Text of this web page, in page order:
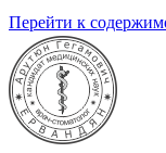
Перейти к